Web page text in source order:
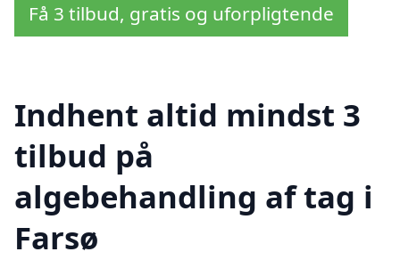
Få 3 tilbud, gratis og uforpligtende
Indhent altid mindst 3
tilbud på
algebehandling af tag i
Farsø